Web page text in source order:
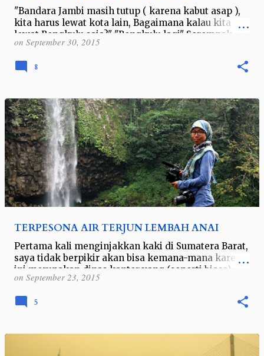
"Bandara Jambi masih tutup ( karena kabut asap ),
kita harus lewat kota lain, Bagaimana kalau kita
lewat Bengkulu saja?" "Bengkulu lagi" Serempak
saya, fotogr…
on September 30, 2015
8
TERPESONA AIR TERJUN LEMBAH ANAI
Pertama kali menginjakkan kaki di Sumatera Barat,
saya tidak berpikir akan bisa kemana-mana karena
ini merupakan dinas kantor yang (seperti biasa)
waktunya mepet. Saat sedang da…
on September 23, 2015
5